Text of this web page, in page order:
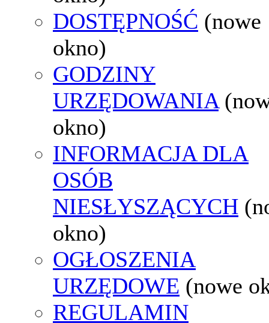
DOSTĘPNOŚĆ (nowe
okno)
GODZINY
URZĘDOWANIA
okno)
INFORMACJA DLA
OSÓB
NIESŁYSZĄCYCH
okno)
OGŁOSZENIA
URZĘDOWE (nowe
REGULAMIN